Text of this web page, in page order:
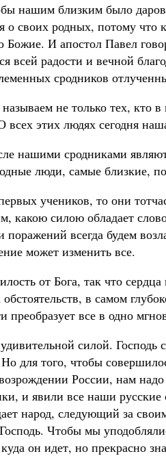
нашим близким было
о своих родных, потому что
Божие. И апостол Павел
всей радости и вечной
сродников
не только тех, кто
этих людях сегодня
нашими сродниками
люди, самые близкие,
учеников, то они
какою силою обладает
поражений всегда будем
может изменить все.
от Бога, так что сердца
в самом
преобразует все в одно
силой. Господь
для того, чтобы
России, нам
и явили все наши
народ, следующий за
Чтобы мы
он идет, но прекрасно